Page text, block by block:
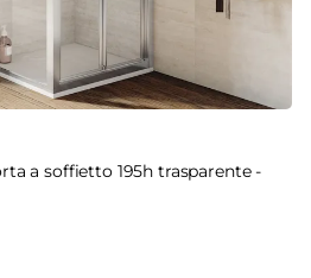
a soffietto 195h trasparente -